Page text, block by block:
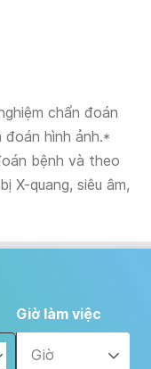
chẩn đoán
hình ảnh.*
bệnh và theo
X-quang, siêu âm,
Giờ làm việc
Giờ